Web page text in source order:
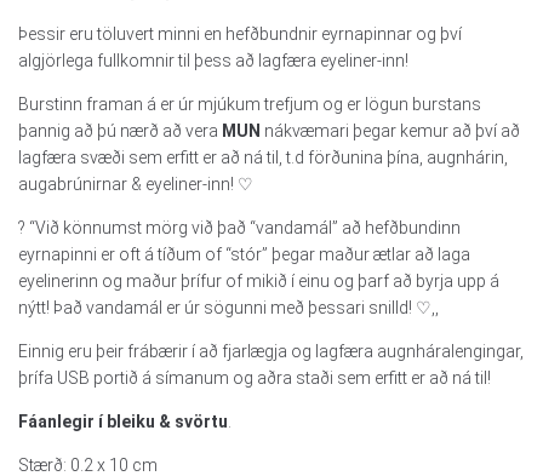
Þessir eru töluvert minni en hefðbundnir eyrnapinnar og því
algjörlega fullkomnir til þess að lagfæra eyeliner-inn!
Burstinn framan á er úr mjúkum trefjum og er lögun burstans
þannig að þú nærð að vera MUN nákvæmari þegar kemur að því að
lagfæra svæði sem erfitt er að ná til, t.d förðunina þína, augnhárin,
augabrúnirnar & eyeliner-inn! ♡
? “Við könnumst mörg við það “vandamál” að hefðbundinn
eyrnapinni er oft á tíðum of “stór” þegar maður ætlar að laga
eyelinerinn og maður þrífur of mikið í einu og þarf að byrja upp á
nýtt! Það vandamál er úr sögunni með þessari snilld! ♡,,
Einnig eru þeir frábærir í að fjarlægja og lagfæra augnháralengingar,
þrífa USB portið á símanum og aðra staði sem erfitt er að ná til!
Fáanlegir í bleiku & svörtu
Stærð: 0.2 x 10 cm